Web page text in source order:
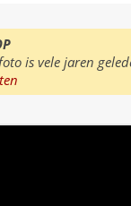
is vele jaren